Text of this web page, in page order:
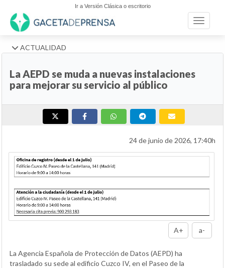
Ir a Versión Clásica o escritorio
Toggle
ACTUALIDAD
La AEPD se muda a nuevas instalaciones
para mejorar su servicio al público
24 de junio de 2026, 17:40h
A+ a-
La Agencia Española de Protección de Datos (AEPD) ha
trasladado su sede al edificio Cuzco IV, en el Paseo de la